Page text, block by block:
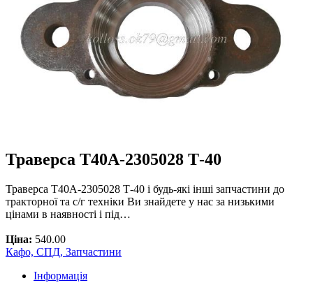
Траверса Т40А-2305028 Т-40
Траверса Т40А-2305028 Т-40 і будь-які інші запчастини до
тракторної та с/г техніки Ви знайдете у нас за низькими
цінами в наявності і під…
Ціна: 540.00
Кафо, СПД, Запчастини
Інформація